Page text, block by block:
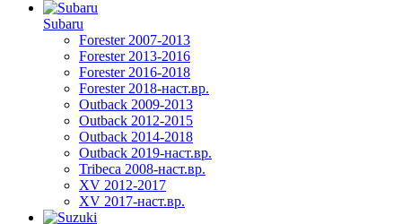
Subaru
Forester 2007-2013
Forester 2013-2016
Forester 2016-2018
Forester 2018-наст.вр.
Outback 2009-2013
Outback 2012-2015
Outback 2014-2018
Outback 2019-наст.вр.
Tribeca 2008-наст.вр.
XV 2012-2017
XV 2017-наст.вр.